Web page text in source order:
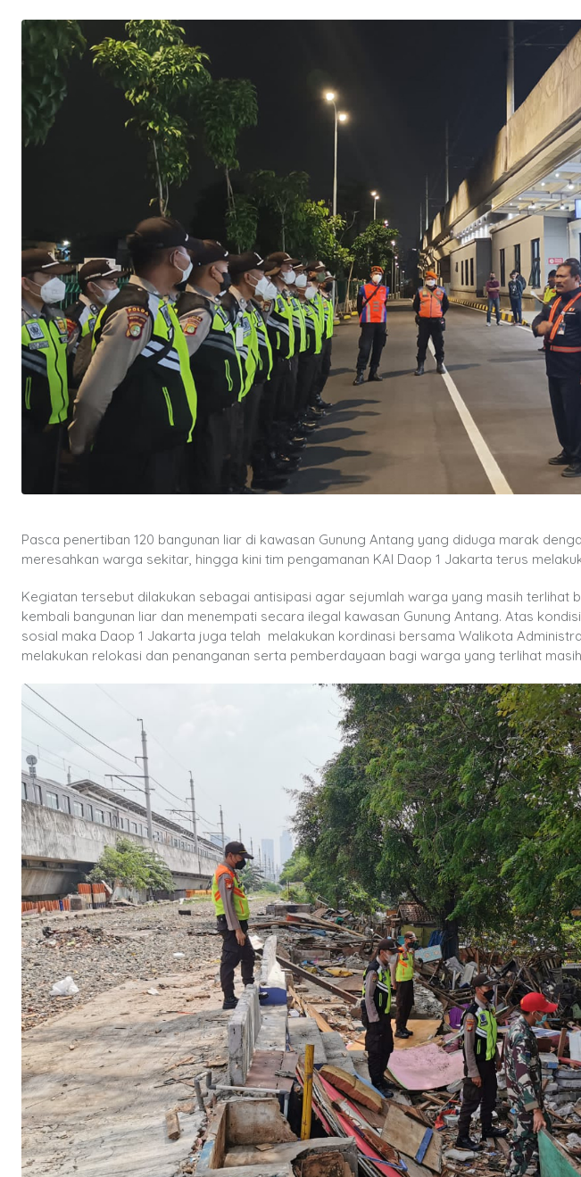
Pasca penertiban 120 bangunan liar di kawasan Gunung Antang yang diduga marak
meresahkan warga sekitar, hingga kini tim pengamanan KAI Daop 1 Jakarta terus
Kegiatan tersebut dilakukan sebagai antisipasi agar sejumlah warga yang masih terlihat
kembali bangunan liar dan menempati secara ilegal kawasan Gunung Antang. Atas
sosial maka Daop 1 Jakarta juga telah melakukan kordinasi bersama Walikota
melakukan relokasi dan penanganan serta pemberdayaan bagi warga yang terlihat